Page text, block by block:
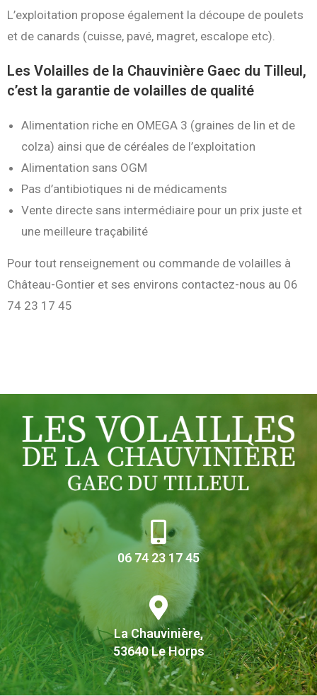
L’exploitation propose également la découpe de poulets
et de canards (cuisse, pavé, magret, escalope etc).
Les Volailles de la Chauvinière Gaec du Tilleul,
c’est la garantie de volailles de qualité
Alimentation riche en OMEGA 3 (graines de lin et de
colza) ainsi que de céréales de l’exploitation
Alimentation sans OGM
Pas d’antibiotiques ni de médicaments
Vente directe sans intermédiaire pour un prix juste et
une meilleure traçabilité
Pour tout renseignement ou commande de volailles à
Château-Gontier et ses environs contactez-nous au 06
74 23 17 45
06 74 23 17 45
La Chauvinière,
53640 Le Horps